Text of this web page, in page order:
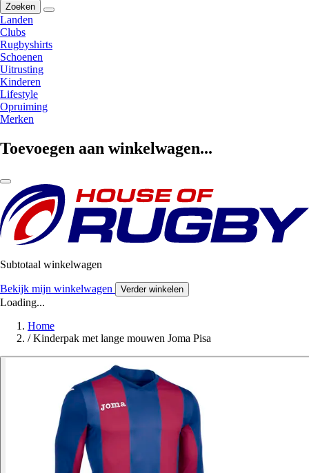
Zoeken
Landen
Clubs
Rugbyshirts
Schoenen
Uitrusting
Kinderen
Lifestyle
Opruiming
Merken
Toevoegen aan winkelwagen...
Subtotaal winkelwagen
Bekijk mijn winkelwagen Verder winkelen
Loading...
Home
/ Kinderpak met lange mouwen Joma Pisa